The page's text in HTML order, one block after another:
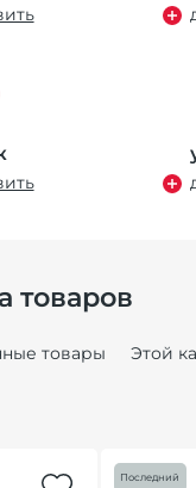
товаров
товары Этой
Последний